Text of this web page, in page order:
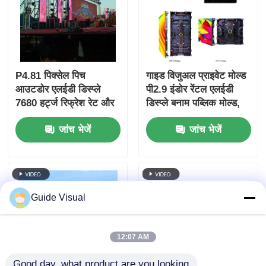
P4.81 पिक्सेल पिच
आउटडोर एलईडी डिस्प्ले
7680 हर्ट्ज रिफ्रेश रेट और
IP65 वाटरप्रूफ के साथ
किराए और घटनाओं के लिए
जांच भेजें
गाइड विजुअल प्राइवेट मोल्ड
पी2.9 इंडोर रेंटल एलईडी
डिस्प्ले बनाम पब्लिक मोल्ड,
मजबूत कैबिनेट एंटी-कॉलिशन
जांच भेजें
Guide Visual
12:07 AM